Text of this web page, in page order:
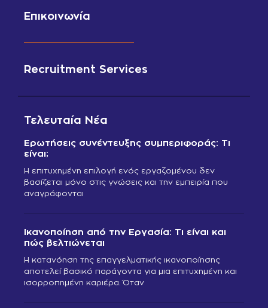
Επικοινωνία
Recruitment Services
Τελευταία Νέα
Ερωτήσεις συνέντευξης συμπεριφοράς: Τι
είναι;
Η επιτυχημένη επιλογή ενός εργαζομένου δεν
βασίζεται μόνο στις γνώσεις και την εμπειρία που
αναγράφονται
Ικανοποίηση από την Εργασία: Τι είναι και
πώς βελτιώνεται
Η κατανόηση της επαγγελματικής ικανοποίησης
αποτελεί βασικό παράγοντα για μια επιτυχημένη και
ισορροπημένη καριέρα. Όταν